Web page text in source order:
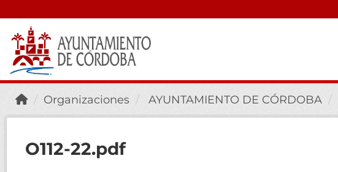
Organizaciones AYUNTAMIENTO DE CÓRDOBA
O112-22.pdf